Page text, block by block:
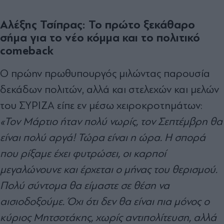
Αλέξης Τσίπρας: Το πρώτο ξεκάθαρο
σήμα για το νέο κόμμα και το πολιτικό
comeback
Ο πρώην πρωθυπουργός μιλώντας παρουσία
δεκάδων πολιτών, αλλά και στελεχών και μελών
του ΣΥΡΙΖΑ είπε εν μέσω χειροκροτημάτων:
«Τον Μάρτιο ήταν πολύ νωρίς, τον Σεπτέμβρη θα
είναι πολύ αργά! Τώρα είναι η ώρα. Η σπορά
που ρίξαμε έχει φυτρώσει, οι καρποί
μεγαλώνουνε και έρχεται ο μήνας του θερισμού.
Πολύ σύντομα θα είμαστε σε θέση να
αισιοδοξούμε. Όχι ότι δεν θα είναι πια μόνος ο
κύριος Μητσοτάκης, χωρίς αντιπολίτευση, αλλά